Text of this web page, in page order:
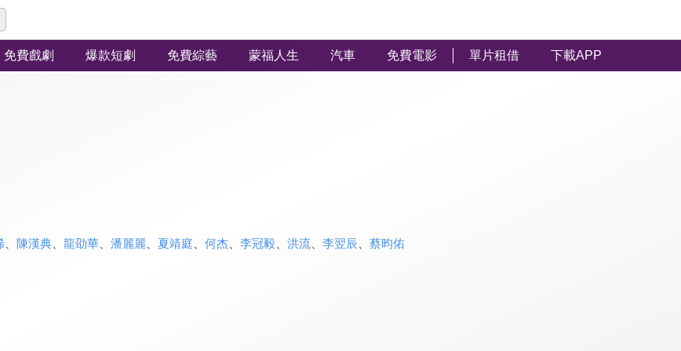
免費戲劇 爆款短劇 免費綜藝 蒙福人生 汽車 免費電影 單片租借 下載APP
、 陳漢典、 龍劭華、 潘麗麗 夏靖庭 何杰、 李冠毅、 洪流、 李翌辰 蔡昀佑